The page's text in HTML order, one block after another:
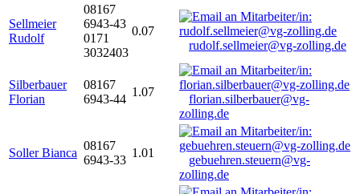
Sellmeier
Rudolf
08167
6943-43
0171
3032403
0.07
rudolf.sellmeier@vg-zolling.de
Silberbauer
Florian
08167
6943-44
1.07
florian.silberbauer@vg-
zolling.de
Soller Bianca
08167
6943-33
1.01
gebuehren.steuern@vg-
zolling.de